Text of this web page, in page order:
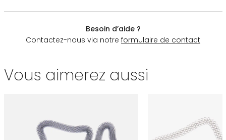
Besoin d’aide ?
Contactez-nous via notre formulaire de contact
Vous aimerez aussi